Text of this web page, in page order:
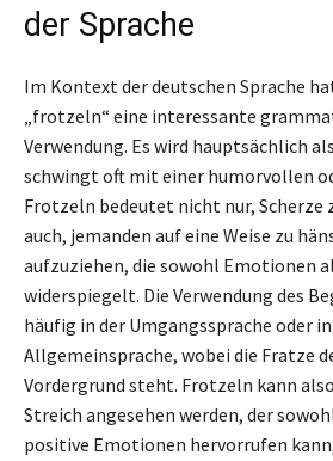
der Sprache
Im Kontext der deutschen Sprache
„frotzeln“ eine interessante
Verwendung. Es wird hauptsächlich
schwingt oft mit einer humorvollen
Frotzeln bedeutet nicht nur, Scherze
auch, jemanden auf eine Weise zu
aufzuziehen, die sowohl Emotionen
widerspiegelt. Die Verwendung des
häufig in der Umgangssprache oder
Allgemeinsprache, wobei die Fratze
Vordergrund steht. Frotzeln kann
Streich angesehen werden, der
positive Emotionen hervorrufen